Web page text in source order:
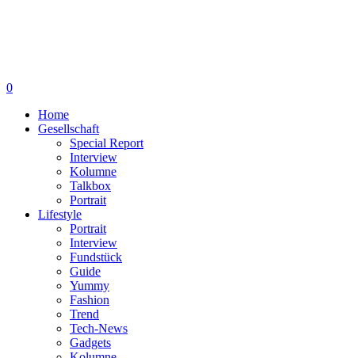
0
Home
Gesellschaft
Special Report
Interview
Kolumne
Talkbox
Portrait
Lifestyle
Portrait
Interview
Fundstück
Guide
Yummy
Fashion
Trend
Tech-News
Gadgets